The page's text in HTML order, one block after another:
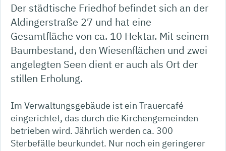
Der städtische Friedhof befindet sich an der
Aldingerstraße 27 und hat eine
Gesamtfläche von ca. 10 Hektar. Mit seinem
Baumbestand, den Wiesenflächen und zwei
angelegten Seen dient er auch als Ort der
stillen Erholung.
Im Verwaltungsgebäude ist ein Trauercafé
eingerichtet, das durch die Kirchengemeinden
betrieben wird. Jährlich werden ca. 300
Sterbefälle beurkundet. Nur noch ein geringerer